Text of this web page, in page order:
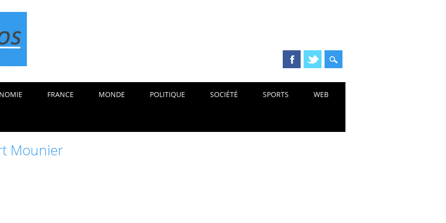
FRANCE MONDE POLITIQUE SOCIÉTÉ SPORTS WEB
Mounier